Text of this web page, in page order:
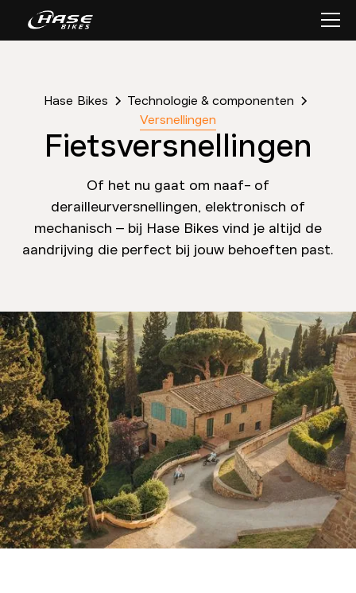
Hase Bikes
Technologie & componenten
Versnellingen
Fietsversnellingen
Of het nu gaat om naaf- of
derailleurversnellingen, elektronisch of
mechanisch – bij Hase Bikes vind je altijd de
aandrijving die perfect bij jouw behoeften past.